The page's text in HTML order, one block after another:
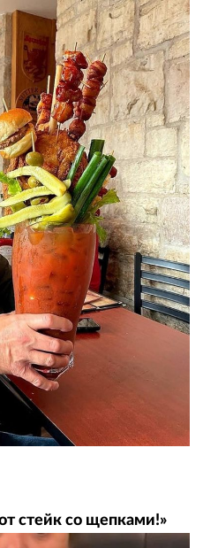
стейк со щепками!»